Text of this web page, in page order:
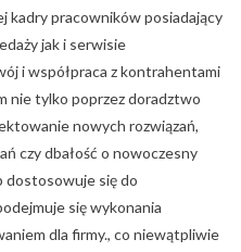
kadry pracowników posiadający
jak i serwisie
i współpraca z kontrahentami
nie tylko poprzez doradztwo
nowych rozwiązań,
czy dbałość o nowoczesny
dostosowuje się do
się wykonania
dla firmy., co niewątpliwie